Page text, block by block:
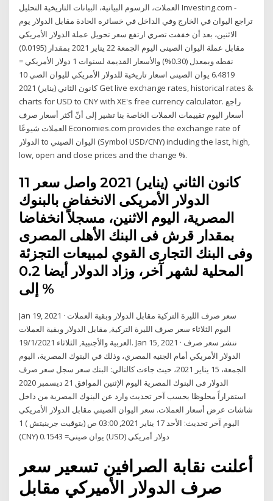
العملات، الرسوم البيانية، البيانات التاريخية التحليل Investing.com -
تراجع اليوان في الخارج وفي الداخل في خسائره الحادة مقابل الدولار يوم
الاثنين، بعد أن خففت تصري ارتفع سعر تحويل عملة الدولار الأمريكي
مقابل عملة اليوان الصينى اليوم الجمعة 22 يناير 2021 بمقدار (0.0195)
نقطه وبمعدل (0.30%) والأسعار القديمة لسنوات 1 دولار الأمريكي =
6.4819 يوان الصينى اسعار تاريخية للدولار الأمريكي لليوان الصي 10
كانون الثاني (يناير) 2021 Get live exchange rates, historical rates &
charts for USD to CNY with XE's free currency calculator. راجع
أسعار اليوم تقييمات العملات الخاصة بنا تشير إلى أنّ أكثر أسعار صرف
العملات شيوعًا Economies.com provides the exchange rate of
الدولار to اليوان الصيني (Symbol USD/CNY) including the last, high,
low, open and close prices and the change %.
11 كانون الثاني (يناير) 2021 واصل سعر
الدولار الأمريكى الانخفاض بالبنوك
المصرية، اليوم الاثنين، مسجلاً انخفاضا
بمقدار قرش فى البنك الأهلى المصرى
وفى البنك التجارى القوي لمبيعات التجزئة
المحلية لشهر آخر، وزاد الدولار أيضا 0.2
% إلى
Jan 19, 2021 · سعر صرف الليرة التركية مقابل الدولار وبقية العملات
اليوم الثلاثاء سعر صرف الليرة التركية, مقابل الدولار وبقية العملات
العربية والأجنبية, الثلاثاء 19/1/2021. Jan 15, 2021 · ننشر سعر صرف
الدولار الأمريكي أمام الجنيه المصري، وذلك في البنوك المصرية، اليوم
الجمعة، 15 يناير 2021، حيث جاءت كالتالي: البنك سعر سجل سعر صرف
الدولار فى البنوك المصرية اليوم الإثنين الموافق 21 ديسمبر 2020
استقراراً محلوظا بحسب آخر تحديث وارد عن البنوك المصرية من داخل
شاشات عرض أسعار العملات. سعر اليوان الصيني مقابل الدولار الأمريكي
اليوم آخر تحديث: الأحد 17 يناير 2021, 03:00 ص (بتوقيت جرينيتش ) 1
(CNY) يوان صيني= 0.1543 (USD) دولار أمريكي
أعلنت نقابة الصرافين تسعير سعر
صرف الدولار الأميركي مقابل